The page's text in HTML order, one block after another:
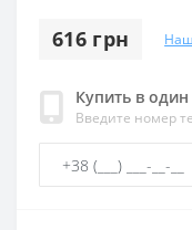
616 грн
Купить в
Введите номер